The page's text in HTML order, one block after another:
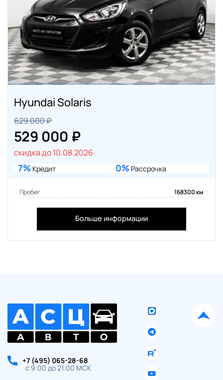
Hyundai Solaris
629 000 ₽
529 000 ₽
скидка до 10.08.2026
7% Кредит 0% Рассрочка
Пробег 168300 км
Больше информации
+7 (495) 065-28-68
с 9:00 до 21:00 МСК